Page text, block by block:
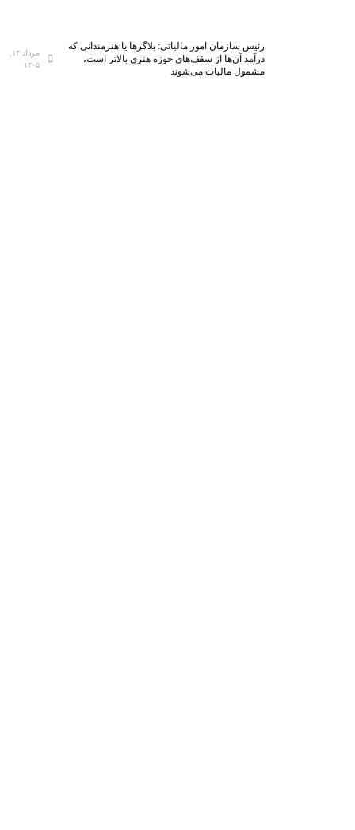
رئیس سازمان امور مالیاتی: بلاگر‌ها یا هنرمندانی که
درآمد آن‌ها از سقف‌های حوزه هنری بالاتر است،
مشمول مالیات می‌شوند
مرداد ۱۴,
۱۴۰۵